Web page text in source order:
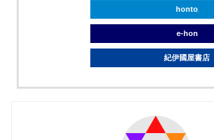
honto
e-hon
紀伊國屋書店